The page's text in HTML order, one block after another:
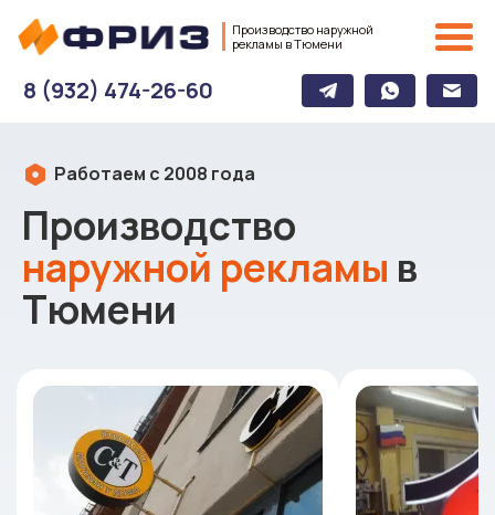
Производство наружной
рекламы в Тюмени
8 (932) 474-26-60
Работаем с 2008 года
Производство
наружной рекламы в
Тюмени